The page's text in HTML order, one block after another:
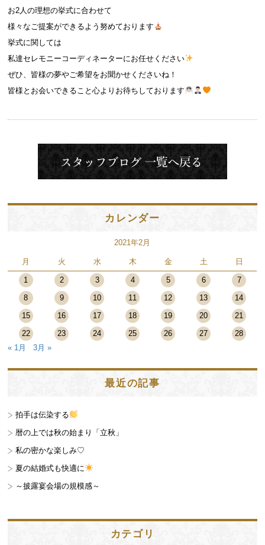
お2人の理想の挙式に合わせて
様々なご提案ができるよう努めております
挙式に関しては
私達セレモニーコーディネーターにお任せください
ぜひ、皆様の夢やご希望をお聞かせくださいね！
皆様とお会いできること心よりお待ちしております
カレンダー
2021年2月
月 火 水 木 金 土 日
1 2 3 4 5 6
7
8
9 10 11 12 13
14
15
16 17 18 19 20
21
22
23 24 25 26 27
28
« 1月
3月 »
最近の記事
拍手は伝染する
暦の上では秋の始まり「立秋」
私の密かな楽しみ♡
夏の結婚式も快適に
～披露宴会場の規模感～
カテゴリ